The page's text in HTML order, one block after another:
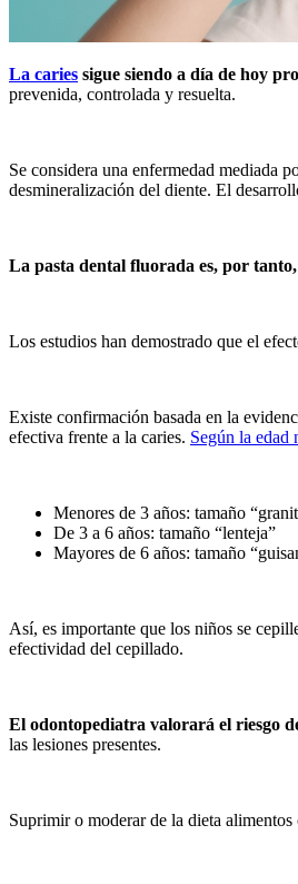
La caries sigue siendo a día de hoy
prevenida, controlada y resuelta.
Se considera una enfermedad mediada
desmineralización del diente. El
La pasta dental fluorada es, por
Los estudios han demostrado que el
Existe confirmación basada en la
efectiva frente a la caries. Según la edad
Menores de 3 años: tamaño
De 3 a 6 años: tamaño “lenteja”
Mayores de 6 años: tamaño
Así, es importante que los niños se
efectividad del cepillado.
El odontopediatra valorará el riesgo
las lesiones presentes.
Suprimir o moderar de la dieta